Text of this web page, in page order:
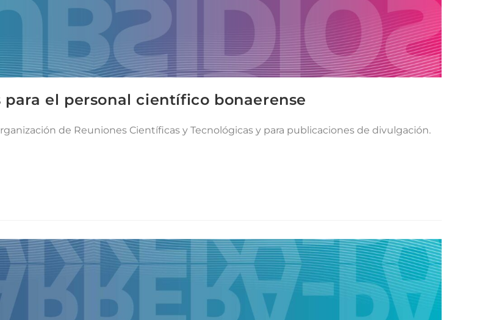
el personal científico bonaerense
de Reuniones Científicas y Tecnológicas y para publicaciones de divulgación.